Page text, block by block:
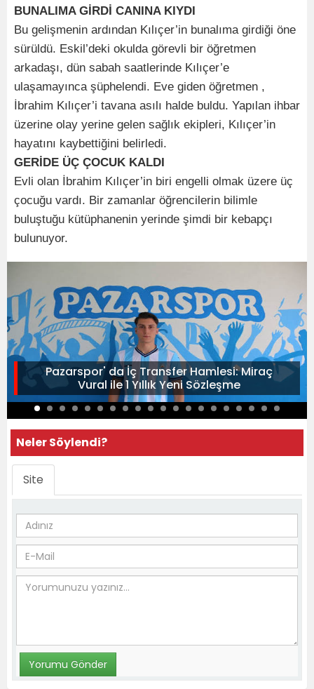
BUNALIMA GİRDİ CANINA KIYDI
Bu gelişmenin ardından Kılıçer’in bunalıma girdiği öne
sürüldü. Eskil’deki okulda görevli bir öğretmen
arkadaşı, dün sabah saatlerinde Kılıçer’e
ulaşamayınca şüphelendi. Eve giden öğretmen ,
İbrahim Kılıçer’i tavana asılı halde buldu. Yapılan ihbar
üzerine olay yerine gelen sağlık ekipleri, Kılıçer’in
hayatını kaybettiğini belirledi.
GERİDE ÜÇ ÇOCUK KALDI
Evli olan İbrahim Kılıçer’in biri engelli olmak üzere üç
çocuğu vardı. Bir zamanlar öğrencilerin bilimle
buluştuğu kütüphanenin yerinde şimdi bir kebapçı
bulunuyor.
Pazarspor' da İç Transfer Hamlesi: Miraç
Vural ile 1 Yıllık Yeni Sözleşme
Neler Söylendi?
Site